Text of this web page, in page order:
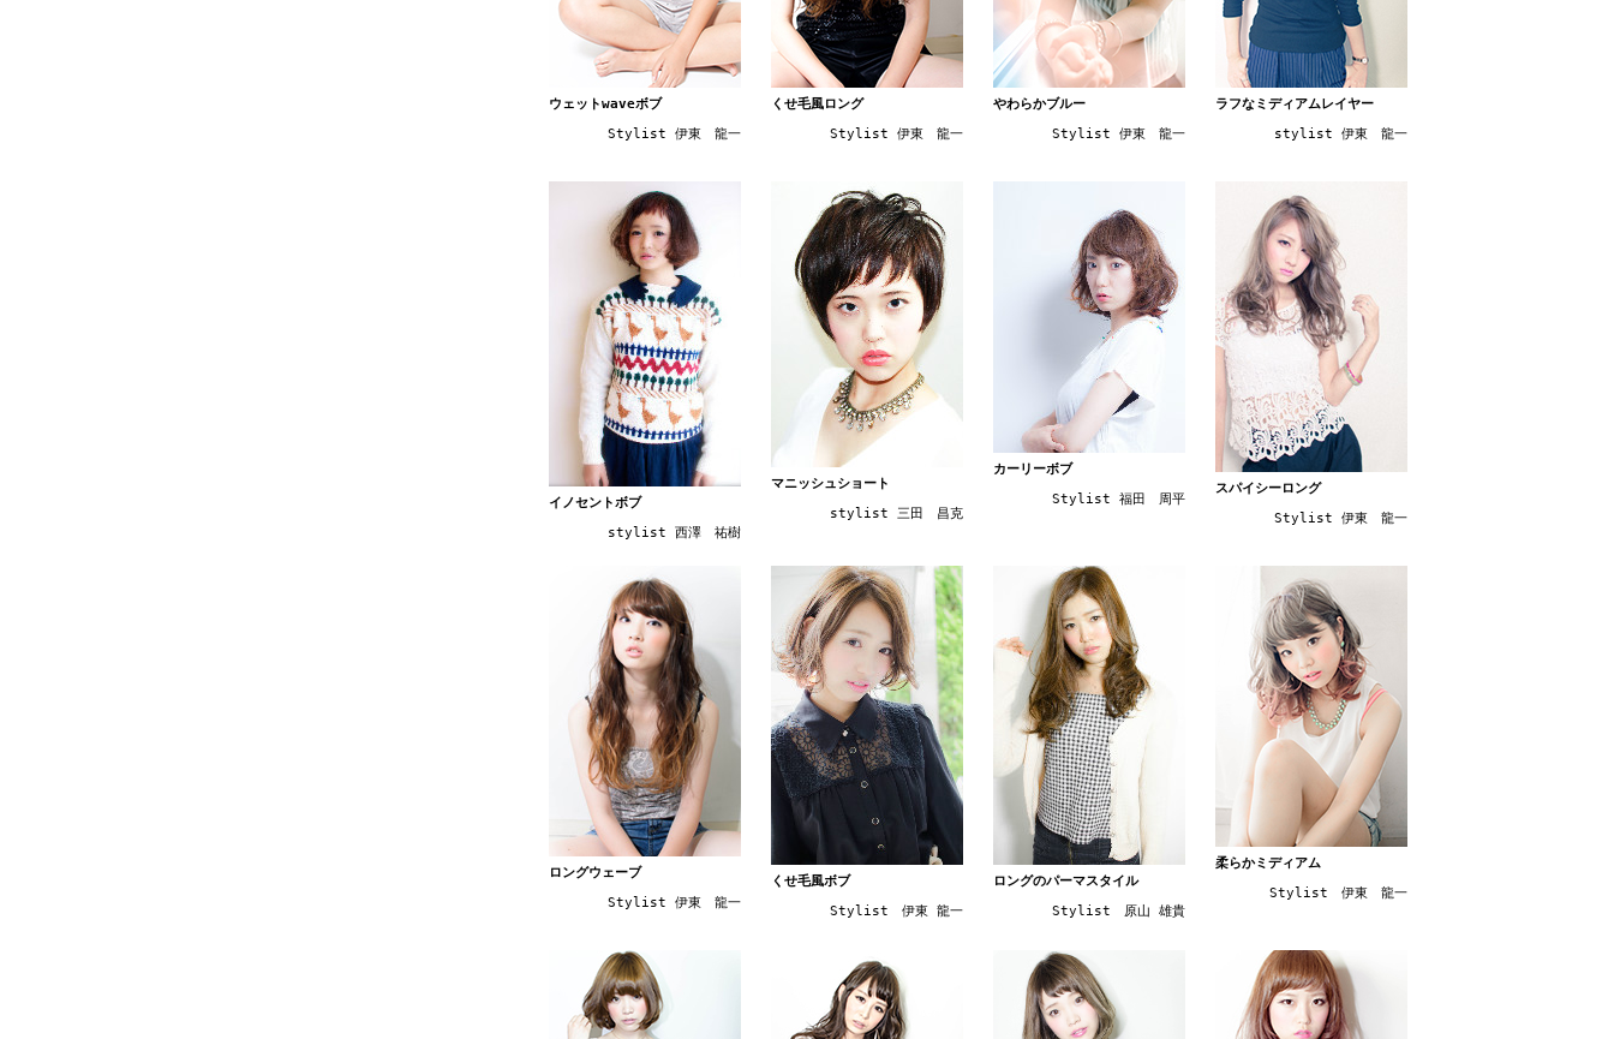
ウェットwaveボブ
Stylist 伊東 龍一
くせ毛風ロング
Stylist 伊東 龍一
やわらかブルー
Stylist 伊東 龍一
ラフなミディアムレイヤー
stylist 伊東 龍一
イノセントボブ
stylist 西澤 祐樹
マニッシュショート
stylist 三田 昌克
カーリーボブ
Stylist 福田 周平
スパイシーロング
Stylist 伊東 龍一
ロングウェーブ
Stylist 伊東 龍一
くせ毛風ボブ
Stylist 伊東 龍一
ロングのパーマスタイル
Stylist 原山 雄貴
柔らかミディアム
Stylist 伊東 龍一